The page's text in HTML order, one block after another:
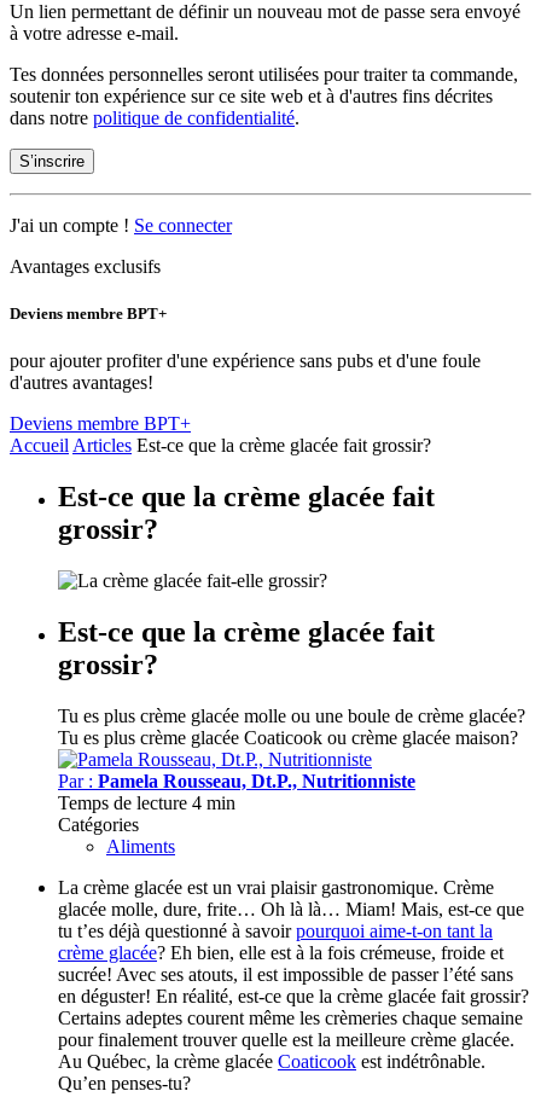
Un lien permettant de définir un nouveau mot de passe sera envoyé
à votre adresse e-mail.
Tes données personnelles seront utilisées pour traiter ta commande,
soutenir ton expérience sur ce site web et à d'autres fins décrites
dans notre politique de confidentialité.
S’inscrire
J'ai un compte ! Se connecter
Avantages exclusifs
Deviens membre BPT+
pour ajouter profiter d'une expérience sans pubs et d'une foule
d'autres avantages!
Deviens membre BPT+
Accueil Articles Est-ce que la crème glacée fait grossir?
Est-ce que la crème glacée fait
grossir?
Est-ce que la crème glacée fait
grossir?
Tu es plus crème glacée molle ou une boule de crème glacée?
Tu es plus crème glacée Coaticook ou crème glacée maison?
Par : Pamela Rousseau, Dt.P., Nutritionniste
Temps de lecture 4 min
Catégories
Aliments
La crème glacée est un vrai plaisir gastronomique. Crème
glacée molle, dure, frite… Oh là là… Miam! Mais, est-ce que
tu t’es déjà questionné à savoirpourquoi aime-t-on tant la
crème glacée? Eh bien, elle est à la fois crémeuse, froide et
sucrée! Avec ses atouts, il est impossible de passer l’été sans
en déguster! En réalité, est-ce que la crème glacée fait grossir?
Certains adeptes courent même les crèmeries chaque semaine
pour finalement trouver quelle est la meilleure crème glacée.
Au Québec, la crème glacée Coaticook est indétrônable.
Qu’en penses-tu?